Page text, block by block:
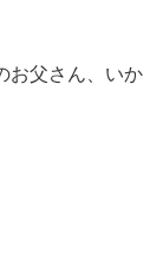
お父さん、いか